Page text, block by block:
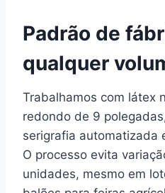
Padrão de
qualquer
Trabalhamos com látex
redondo de 9
serigrafia automatizada
O processo evita
unidades, mesmo em